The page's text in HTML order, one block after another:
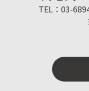
TEL：03-